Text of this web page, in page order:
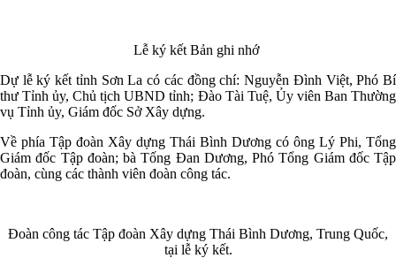
Lễ ký kết Bản ghi nhớ
Dự lễ ký kết tỉnh Sơn La có các đồng chí: Nguyễn Đình Việt, Phó Bí
thư Tỉnh ủy, Chủ tịch UBND tỉnh; Đào Tài Tuệ, Ủy viên Ban Thường
vụ Tỉnh ủy, Giám đốc Sở Xây dựng.
Về phía Tập đoàn Xây dựng Thái Bình Dương có ông Lý Phi, Tổng
Giám đốc Tập đoàn; bà Tống Đan Dương, Phó Tổng Giám đốc Tập
đoàn, cùng các thành viên đoàn công tác.
Đoàn công tác Tập đoàn Xây dựng Thái Bình Dương, Trung Quốc,
tại lễ ký kết.